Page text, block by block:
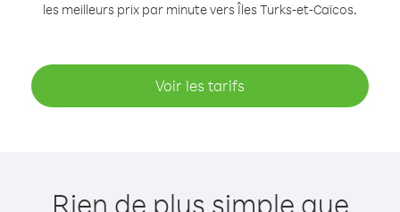
les meilleurs prix par minute vers Îles Turks-et-Caïcos.
Voir les tarifs
Rien de plus simple que